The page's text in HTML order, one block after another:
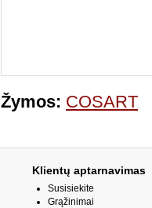
Žymos: COSART
Klientų aptarnavimas
Susisiekite
Grąžinimai